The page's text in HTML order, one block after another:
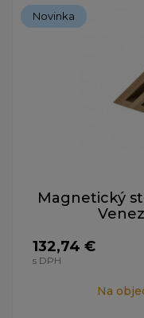
Novinka
Magnetický
132,74 €
s DPH
Na